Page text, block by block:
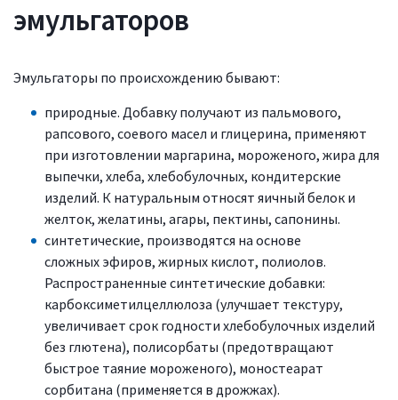
эмульгаторов
Эмульгаторы по происхождению бывают:
природные. Добавку получают из пальмового,
рапсового, соевого масел и глицерина, применяют
при изготовлении маргарина, мороженого, жира для
выпечки, хлеба, хлебобулочных, кондитерские
изделий. К натуральным относят яичный белок и
желток, желатины, агары, пектины, сапонины.
синтетические, производятся на основе
сложных эфиров, жирных кислот, полиолов.
Распространенные синтетические добавки:
карбоксиметилцеллюлоза (улучшает текстуру,
увеличивает срок годности хлебобулочных изделий
без глютена), полисорбаты (предотвращают
быстрое таяние мороженого), моностеарат
сорбитана (применяется в дрожжах).